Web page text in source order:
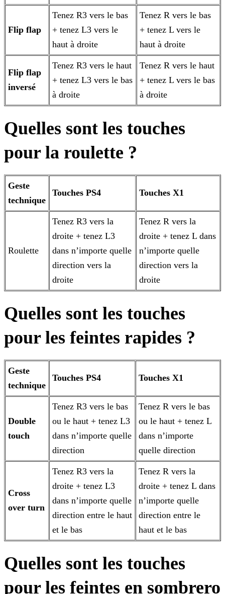
Flip flap
Tenez R3 vers le bas
+ tenez L3 vers le
haut à droite
Tenez R vers le bas
+ tenez L vers le
haut à droite
Flip flap
inversé
Tenez R3 vers le haut
+ tenez L3 vers le bas
à droite
Tenez R vers le haut
+ tenez L vers le bas
à droite
Quelles sont les touches
pour la roulette ?
Geste
technique
Touches PS4 Touches X1
Roulette
Tenez R3 vers la
droite + tenez L3
dans n’importe quelle
direction vers la
droite
Tenez R vers la
droite + tenez L dans
n’importe quelle
direction vers la
droite
Quelles sont les touches
pour les feintes rapides ?
Geste
technique
Touches PS4 Touches X1
Double
touch
Tenez R3 vers le bas
ou le haut + tenez L3
dans n’importe quelle
direction
Tenez R vers le bas
ou le haut + tenez L
dans n’importe
quelle direction
Cross
over turn
Tenez R3 vers la
droite + tenez L3
dans n’importe quelle
direction entre le haut
et le bas
Tenez R vers la
droite + tenez L dans
n’importe quelle
direction entre le
haut et le bas
Quelles sont les touches
pour les feintes en sombrero